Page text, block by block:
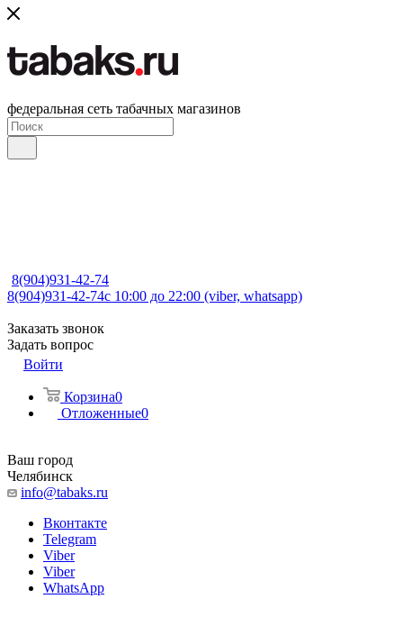
федеральная сеть табачных магазинов
8(904)931-42-74
8(904)931-42-74с 10:00 до 22:00 (viber, whatsapp)
Заказать звонок
Задать вопрос
Войти
Корзина0
Отложенные0
Ваш город
Челябинск
info@tabaks.ru
Вконтакте
Telegram
Viber
Viber
WhatsApp